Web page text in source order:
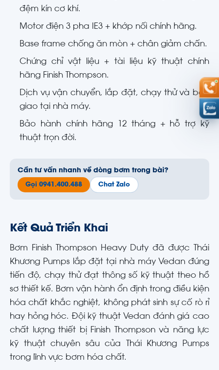
đệm kín cơ khí.
Motor điện 3 pha IE3 + khớp nối chính hãng.
Base frame chống ăn mòn + chân giảm chấn.
Chứng chỉ vật liệu + tài liệu kỹ thuật chính
hãng Finish Thompson.
Dịch vụ vận chuyển, lắp đặt, chạy thử và bàn
giao tại nhà máy.
Bảo hành chính hãng 12 tháng + hỗ trợ kỹ
thuật trọn đời.
Cần tư vấn nhanh về dòng bơm trong bài?
Gọi 0941.400.488 Chat Zalo
Kết Quả Triển Khai
Bơm Finish Thompson Heavy Duty đã được Thái
Khương Pumps lắp đặt tại nhà máy Vedan đúng
tiến độ, chạy thử đạt thông số kỹ thuật theo hồ
sơ thiết kế. Bơm vận hành ổn định trong điều kiện
hóa chất khắc nghiệt, không phát sinh sự cố rò rỉ
hay hỏng hóc. Đội kỹ thuật Vedan đánh giá cao
chất lượng thiết bị Finish Thompson và năng lực
kỹ thuật chuyên sâu của Thái Khương Pumps
trong lĩnh vực bơm hóa chất.